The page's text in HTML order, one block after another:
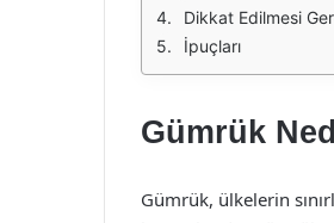
Dikkat Edilmesi
İpuçları
Gümrük
Gümrük, ülkelerin